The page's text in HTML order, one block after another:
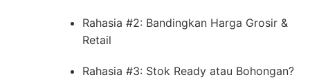
Rahasia #2: Bandingkan Harga Grosir &
Retail
Rahasia #3: Stok Ready atau Bohongan?